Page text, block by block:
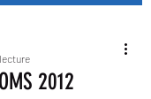
2012